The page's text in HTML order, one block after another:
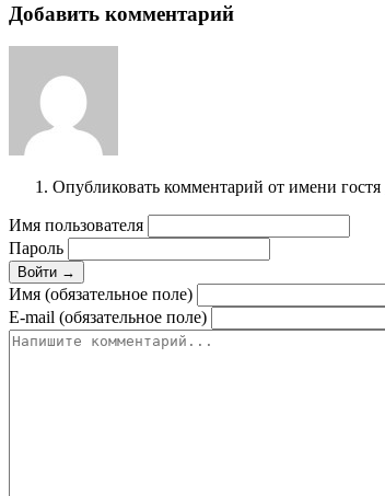
Добавить комментарий
Опубликовать комментарий от имени гостя
Имя пользователя
Пароль
Войти →
Имя (обязательное поле)
E-mail (обязательное поле)